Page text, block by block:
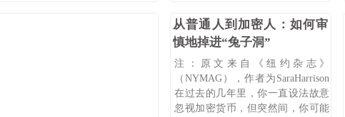
从普通人到加密人：如何审
慎地掉进“兔子洞”
注：原文来自《纽约杂志》
（NYMAG），作者为SaraHarrison
在过去的几年里，你一直设法故意
忽视加密货币，但突然间，你可能